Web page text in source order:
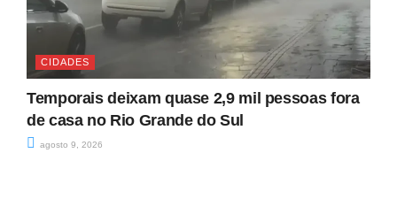
CIDADES
Temporais deixam quase 2,9 mil pessoas fora
de casa no Rio Grande do Sul
agosto 9, 2026